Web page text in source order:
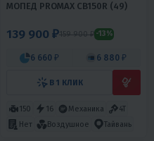
МОПЕД PROMAX CB150R (49)
139 900 ₽159 900 ₽ -13%
6 660 ₽ 6 880 ₽
В 1 КЛИК
150 16 Механика
4T
Нет
Воздушное Тайвань